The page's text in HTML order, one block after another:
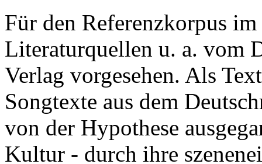
Für den Referenzkorpus
Literaturquellen u. a. vom
Verlag vorgesehen. Als
Songtexte aus dem
von der Hypothese
Kultur - durch ihre